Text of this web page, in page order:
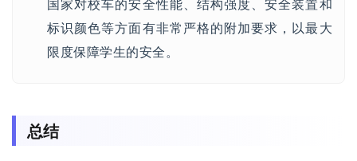
国家对校车的安全性能、结构强度、安全装置和
标识颜色等方面有非常严格的附加要求，以最大
限度保障学生的安全。
总结